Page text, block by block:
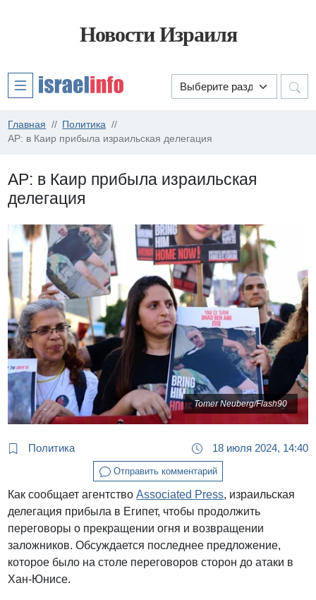
Новости Израиля
Главная
Политика
АР: в Каир прибыла израильская делегация
АР: в Каир прибыла израильская
делегация
Tomer Neuberg/Flash90
Политика 18 июля 2024, 14:40
Отправить комментарий
Как сообщает агентствоAssociated Press, израильская
делегация прибыла в Египет, чтобы продолжить
переговоры о прекращении огня и возвращении
заложников. Обсуждается последнее предложение,
которое было на столе переговоров сторон до атаки в
Хан-Юнисе.